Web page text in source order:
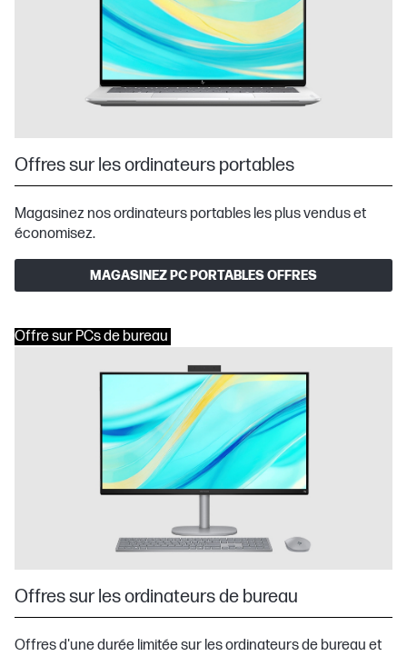
Offres sur les ordinateurs portables
Magasinez nos ordinateurs portables les plus vendus et
économisez.
MAGASINEZ PC PORTABLES OFFRES
Offre sur PCs de bureau
Offres sur les ordinateurs de bureau
Offres d'une durée limitée sur les ordinateurs de bureau et